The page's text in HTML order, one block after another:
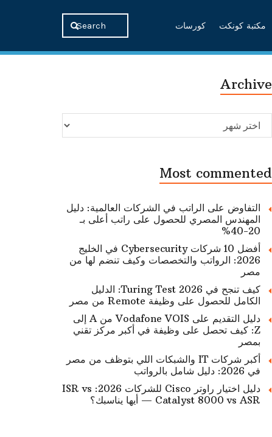
مكتبة كونكت كورسات
Archive
Archive
Most commented
التفاوض على الراتب في الشركات العالمية: دليل
المهندس المصري للحصول على راتب أعلى بـ
20-40%
أفضل 10 شركات Cybersecurity في الخليج
2026: الرواتب والتخصصات وكيف تنضم لها من
مصر
كيف تنجح في Turing Test 2026: الدليل
الكامل للحصول على وظيفة Remote من مصر
دليل التقديم على Vodafone VOIS من A إلى
Z: كيف تحصل على وظيفة في أكبر مركز تقني
بمصر
أكبر شركات IT والشبكات اللي بتوظف من مصر
في 2026: دليل شامل بالرواتب
دليل اختيار راوتر Cisco للشركات 2026: ISR vs
Catalyst 8000 vs ASR — أيها يناسبك؟